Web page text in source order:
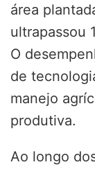
área
ultrapassou
O
de
manejo
produtiva.
Ao longo